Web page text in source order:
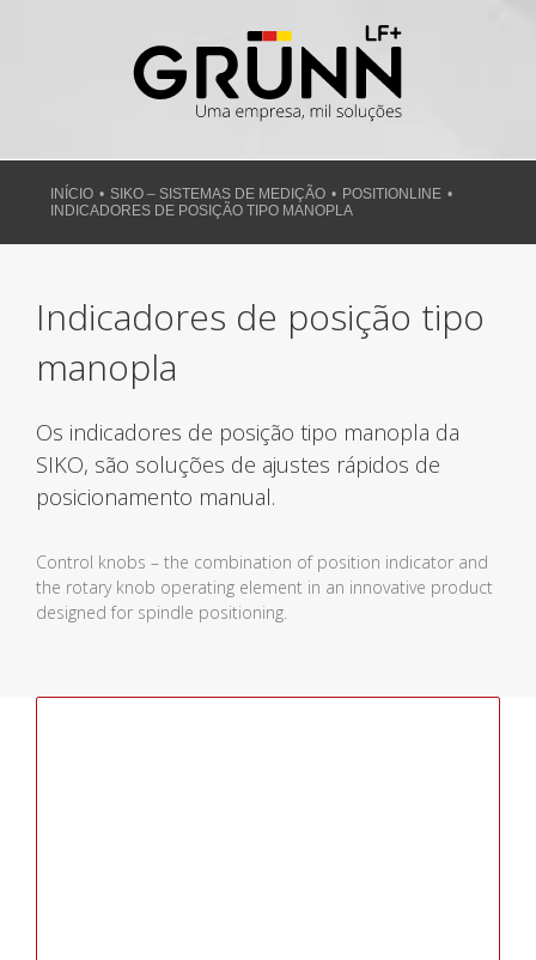
INÍCIO SIKO – SISTEMAS DE MEDIÇÃO
POSITIONLINE
INDICADORES DE POSIÇÃO TIPO MANOPLA
Indicadores de posição tipo
manopla
Os indicadores de posição tipo manopla da
SIKO, são soluções de ajustes rápidos de
posicionamento manual.
Control knobs – the combination of position indicator and
the rotary knob operating element in an innovative product
designed for spindle positioning.